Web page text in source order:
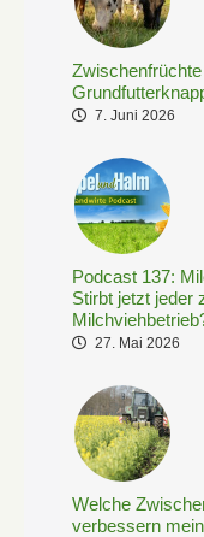
7. Juni 2026
Podcast 137:
Stirbt jetzt jeder
27. Mai 2026
Welche
verbessern